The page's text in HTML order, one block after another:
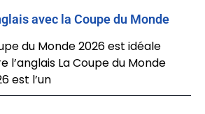
avec la Coupe du Monde
du Monde 2026 est idéale
l’anglais La Coupe du Monde
est l’un